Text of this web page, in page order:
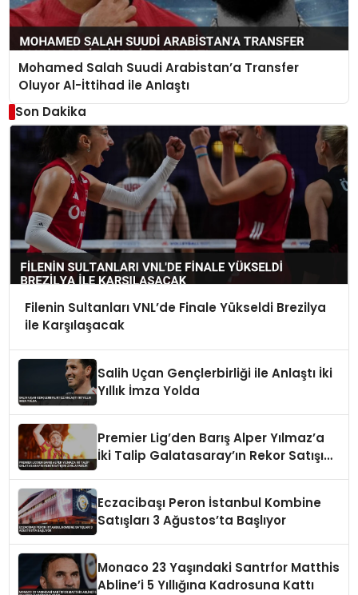
Mohamed Salah Suudi Arabistan’a Transfer
Oluyor Al-İttihad ile Anlaştı
Son Dakika
Filenin Sultanları VNL’de Finale Yükseldi Brezilya
ile Karşılaşacak
Salih Uçan Gençlerbirliği ile Anlaştı İki
Yıllık İmza Yolda
Premier Lig’den Barış Alper Yılmaz’a
İki Talip Galatasaray’ın Rekor Satışını
Eczacibaşı Peron İstanbul Kombine
Satışları 3 Ağustos’ta Başlıyor
Monaco 23 Yaşındaki Santrfor Matthis
Abline’i 5 Yıllığına Kadrosuna Kattı